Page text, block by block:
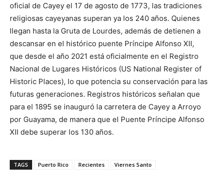
oficial de Cayey el 17 de agosto de 1773, las tradiciones
religiosas cayeyanas superan ya los 240 años. Quienes
llegan hasta la Gruta de Lourdes, además de detienen a
descansar en el histórico puente Príncipe Alfonso XII,
que desde el año 2021 está oficialmente en el Registro
Nacional de Lugares Históricos (US National Register of
Historic Places), lo que potencia su conservación para las
futuras generaciones. Registros históricos señalan que
para el 1895 se inauguró la carretera de Cayey a Arroyo
por Guayama, de manera que el Puente Príncipe Alfonso
XII debe superar los 130 años.
TAGS Puerto Rico Recientes Viernes Santo